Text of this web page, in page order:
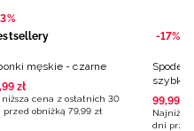
męskie - czarne
,99 zł
cena z ostatnich 30
przed obniżką 79,99 zł
-17%
czarne
99,99
dni